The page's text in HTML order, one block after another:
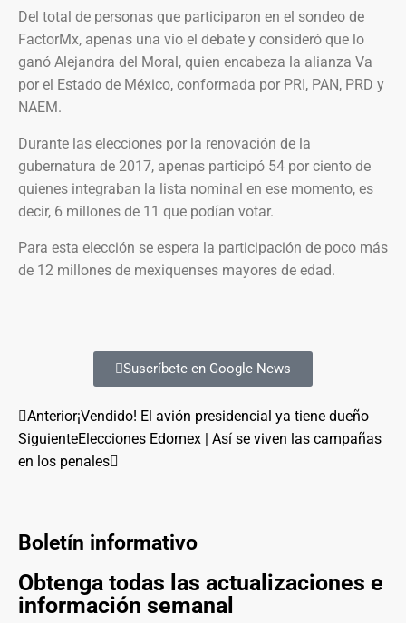
Del total de personas que participaron en el sondeo de
FactorMx, apenas una vio el debate y consideró que lo
ganó Alejandra del Moral, quien encabeza la alianza Va
por el Estado de México, conformada por PRI, PAN, PRD y
NAEM.
Durante las elecciones por la renovación de la
gubernatura de 2017, apenas participó 54 por ciento de
quienes integraban la lista nominal en ese momento, es
decir, 6 millones de 11 que podían votar.
Para esta elección se espera la participación de poco más
de 12 millones de mexiquenses mayores de edad.
Suscríbete en Google News
Anterior¡Vendido! El avión presidencial ya tiene dueño
SiguienteElecciones Edomex | Así se viven las campañas
en los penales
Boletín informativo
Obtenga todas las actualizaciones e
información semanal